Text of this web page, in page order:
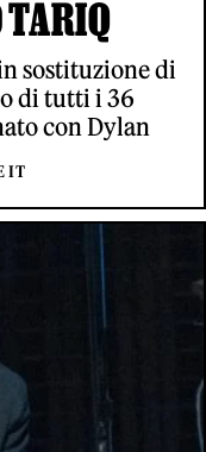
TARIQ
sostituzione di
di tutti i 36
con Dylan
IT